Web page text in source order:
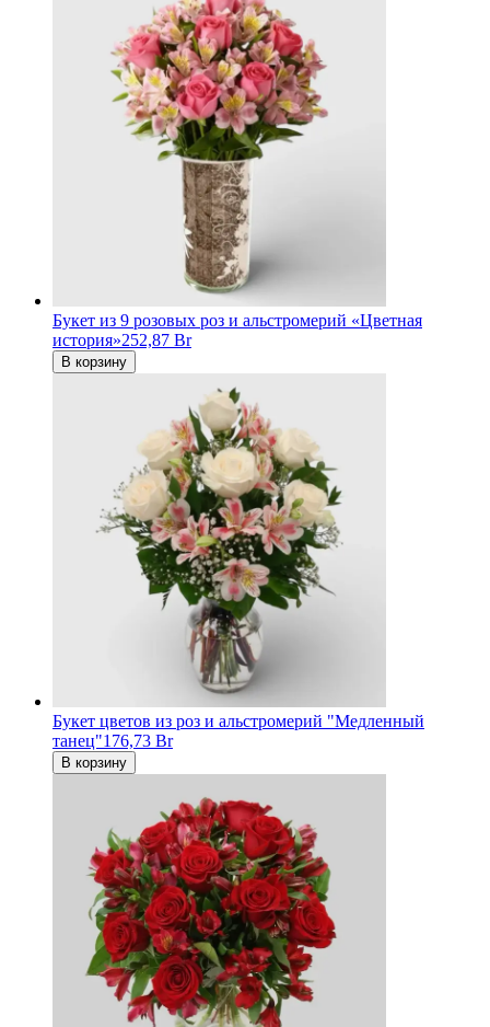
Букет из 9 розовых роз и альстромерий «Цветная
история»252,87 Br
В корзину
Букет цветов из роз и альстромерий "Медленный
танец"176,73 Br
В корзину